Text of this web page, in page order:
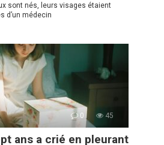
sont nés, leurs visages étaient
d’un médecin
0 45
ans a crié en pleurant